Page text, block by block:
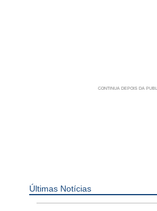
Últimas Notícias